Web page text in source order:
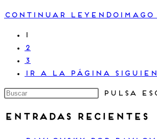
Continuar leyendo
2
3
Ir a la página
Pulsa
Entradas recientes